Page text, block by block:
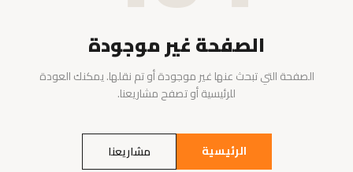
الصفحة غير موجودة
الصفحة التي تبحث عنها غير موجودة أو تم نقلها. يمكنك العودة
للرئيسية أو تصفح مشاريعنا.
الرئيسية مشاريعنا